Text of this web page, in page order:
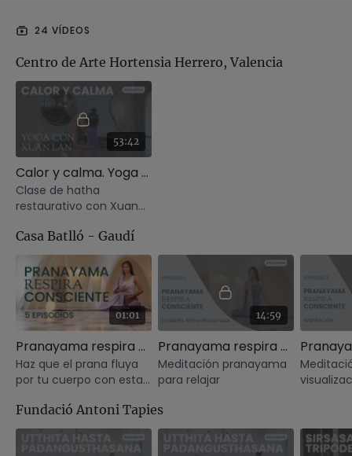
Disfruta de una conexión profunda con tu cuerpo, la obra
creatividad. ¡Deja que el arte inspire tu práctica y eleva tu
experiencia de yoga!
24 VÍDEOS
Centro de Arte Hortensia Herrero, Valencia
53:42
Calor y calma. Yoga con Xuan Lan
Clase de hatha
restaurativo con Xuan
Casa Batlló - Gaudí
01:01
Pranayama respira consciente con Xuan Lan (tráiler)
Haz que el prana fluya
por tu cuerpo con esta
en un lugar mágico:
Casa Batlló de
14:59
Pranayama respira consciente | Chandra Bedha Pranayama
Meditación pranayama
para relajar
Fundació Antoni Tapies